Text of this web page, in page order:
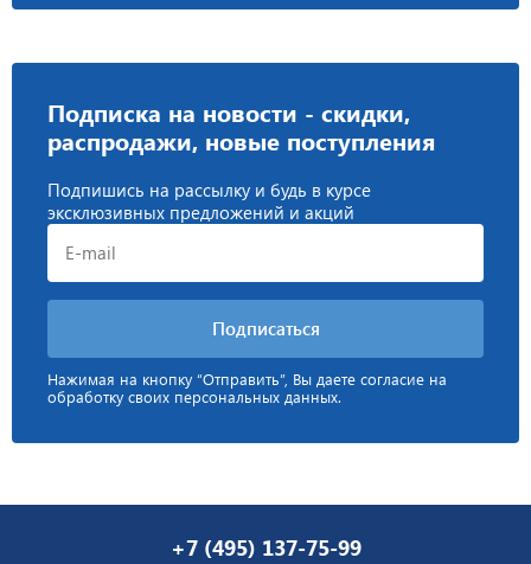
Подписка на новости - скидки,
распродажи, новые поступления
Подпишись на рассылку и будь в курсе
эксклюзивных предложений и акций
Нажимая на кнопку “Отправить”, Вы даете согласие на
обработку своих персональных данных.
+7 (495) 137-75-99